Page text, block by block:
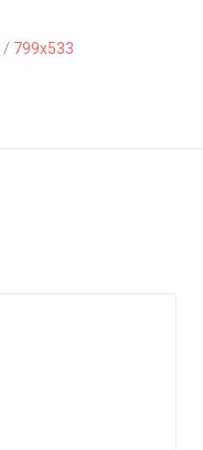
/ 799x533